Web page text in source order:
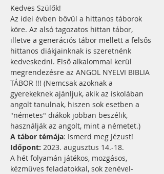
Kedves Szülők!
Az idei évben bővül a hittanos táborok
köre. Az alsó tagozatos hittan tábor,
illetve a generációs tábor mellett a felsős
hittanos diákjainknak is szeretnénk
kedveskedni. Első alkalommal kerül
megrendezésre az ANGOL NYELVI BIBLIA
TÁBOR !!! (Nemcsak azoknak a
gyerekeknek ajánljuk, akik az iskolában
angolt tanulnak, hiszen sok esetben a
"németes" diákok jobban beszélik,
használják az angolt, mint a németet.)
A tábor témája: Ismerd meg Jézust!
Időpont: 2023. augusztus 14.-18.
A hét folyamán játékos, mozgásos,
kézműves feladatokkal, sok zenével-